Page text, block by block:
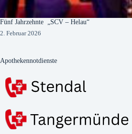
Fünf Jahrzehnte „SCV – Helau“
2. Februar 2026
Apothekennotdienste